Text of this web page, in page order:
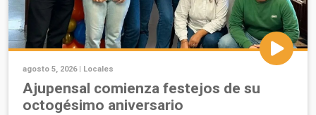
agosto 5, 2026 | Locales
Ajupensal comienza festejos de su
octogésimo aniversario